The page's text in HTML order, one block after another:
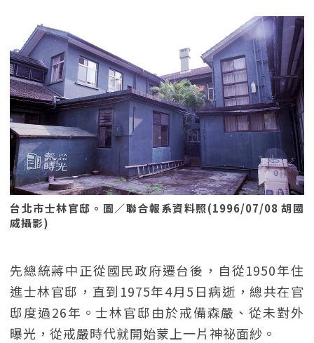
台北市士林官邸。圖／聯合報系資料照(1996/07/08 胡國
威攝影)
先總統蔣中正從國民政府遷台後，自從1950年住
進士林官邸，直到1975年4月5日病逝，總共在官
邸度過26年。士林官邸由於戒備森嚴、從未對外
曝光，從戒嚴時代就開始蒙上一片神祕面紗。